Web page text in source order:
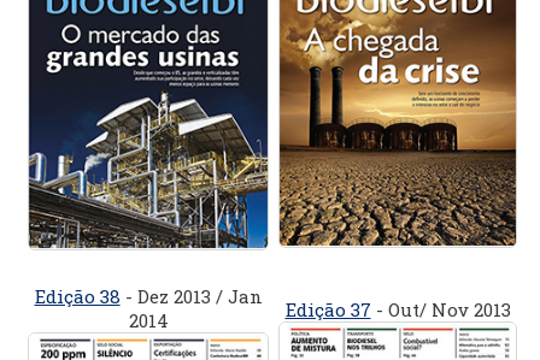
Edição 38 - Dez 2013 / Jan
2014
Edição 37 - Out/ Nov 2013